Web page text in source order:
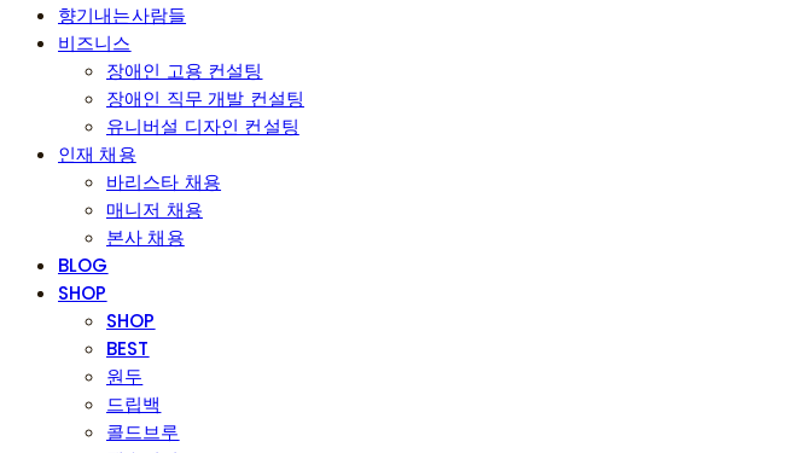
향기내는사람들
비즈니스
장애인 고용 컨설팅
장애인 직무 개발 컨설팅
유니버설 디자인 컨설팅
인재 채용
바리스타 채용
매니저 채용
본사 채용
BLOG
SHOP
SHOP
BEST
원두
드립백
콜드브루